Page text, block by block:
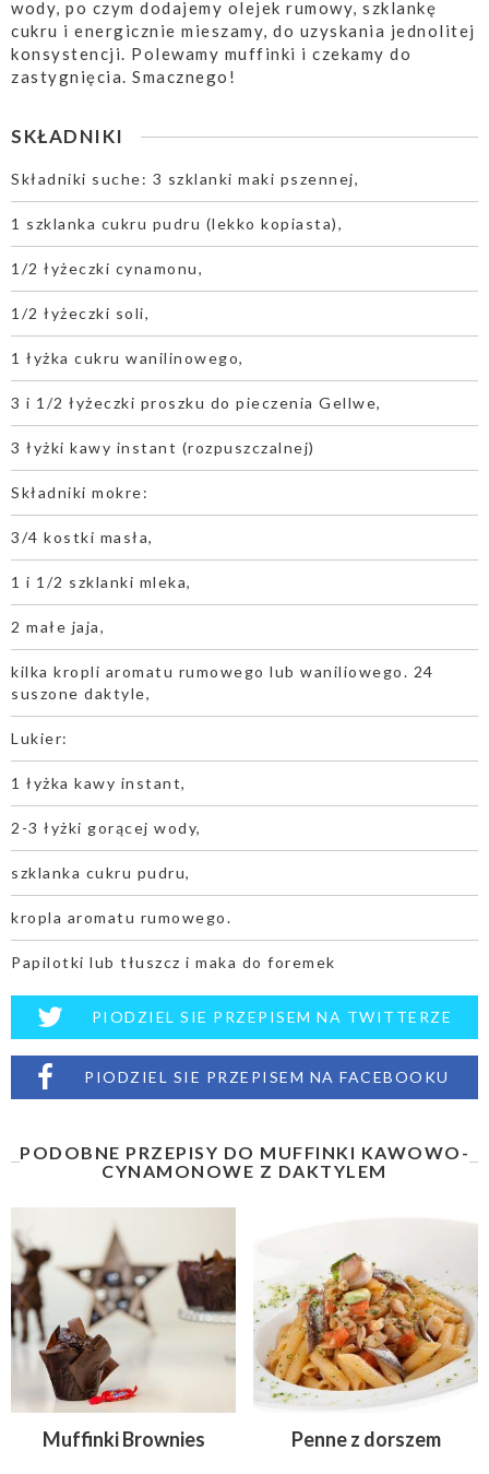
wody, po czym dodajemy olejek rumowy, szklankę
cukru i energicznie mieszamy, do uzyskania jednolitej
konsystencji. Polewamy muffinki i czekamy do
zastygnięcia. Smacznego!
SKŁADNIKI
Składniki suche: 3 szklanki maki pszennej,
1 szklanka cukru pudru (lekko kopiasta),
1/2 łyżeczki cynamonu,
1/2 łyżeczki soli,
1 łyżka cukru wanilinowego,
3 i 1/2 łyżeczki proszku do pieczenia Gellwe,
3 łyżki kawy instant (rozpuszczalnej)
Składniki mokre:
3/4 kostki masła,
1 i 1/2 szklanki mleka,
2 małe jaja,
kilka kropli aromatu rumowego lub waniliowego. 24
suszone daktyle,
Lukier:
1 łyżka kawy instant,
2-3 łyżki gorącej wody,
szklanka cukru pudru,
kropla aromatu rumowego.
Papilotki lub tłuszcz i maka do foremek
PIODZIEL SIE PRZEPISEM NA TWITTERZE
PIODZIEL SIE PRZEPISEM NA FACEBOOKU
PODOBNE PRZEPISY DO MUFFINKI KAWOWO-
CYNAMONOWE Z DAKTYLEM
Muffinki Brownies Penne z dorszem